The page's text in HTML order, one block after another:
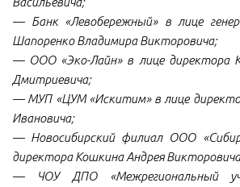
Контакты
— Банк «Левобережный» в лице
Шапоренко Владимира Викторовича;
— ООО «Эко-Лайн» в лице директора
Дмитриевича;
— МУП «ЦУМ «Искитим» в лице
Ивановича;
— Новосибирский филиал ООО
директора Кошкина Андрея
— ЧОУ ДПО «Межрегиональный